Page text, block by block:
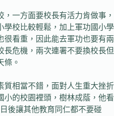
一方面要校長有活力肯做事，
學校比較輕鬆，加上軍功國小學
很看重，因此能去軍功也要有兩
長危機，兩次連署不要換校長但
條。
質相當不錯，面對人生重大挫折
小的校園裡頭，樹林成蔭，他看
後讓其他教育同仁都不要碰